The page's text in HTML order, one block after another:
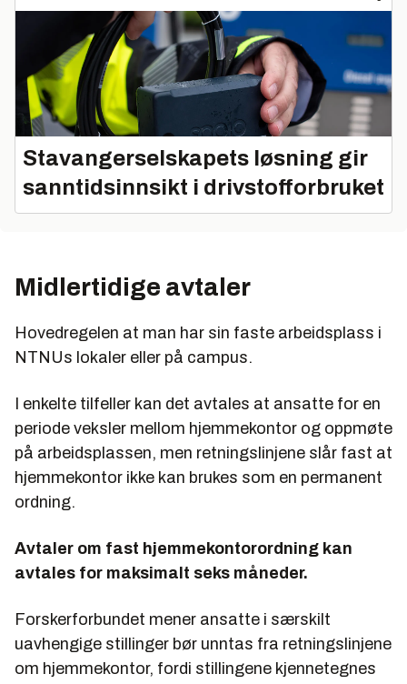
Stavangerselskapets løsning gir
sanntidsinnsikt i drivstofforbruket
Midlertidige avtaler
Hovedregelen at man har sin faste arbeidsplass i
NTNUs lokaler eller på campus.
I enkelte tilfeller kan det avtales at ansatte for en
periode veksler mellom hjemmekontor og oppmøte
på arbeidsplassen, men retningslinjene slår fast at
hjemmekontor ikke kan brukes som en permanent
ordning.
Avtaler om fast hjemmekontorordning kan
avtales for maksimalt seks måneder.
Forskerforbundet mener ansatte i særskilt
uavhengige stillinger bør unntas fra retningslinjene
om hjemmekontor, fordi stillingene kjennetegnes